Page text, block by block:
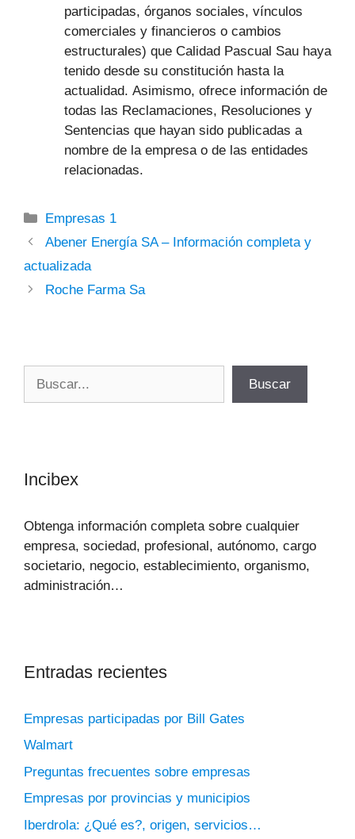
participadas, órganos sociales, vínculos
comerciales y financieros o cambios
estructurales) que Calidad Pascual Sau haya
tenido desde su constitución hasta la
actualidad. Asimismo, ofrece información de
todas las Reclamaciones, Resoluciones y
Sentencias que hayan sido publicadas a
nombre de la empresa o de las entidades
relacionadas.
Categorías
Empresas 1
Abener Energía SA – Información completa y
actualizada
Roche Farma Sa
Buscar
Incibex
Obtenga información completa sobre cualquier
empresa, sociedad, profesional, autónomo, cargo
societario, negocio, establecimiento, organismo,
administración…
Entradas recientes
Empresas participadas por Bill Gates
Walmart
Preguntas frecuentes sobre empresas
Empresas por provincias y municipios
Iberdrola: ¿Qué es?, origen, servicios…